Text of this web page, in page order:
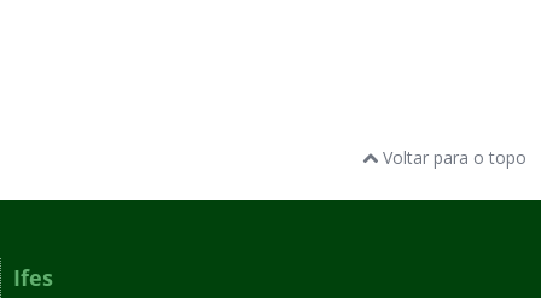
Voltar para o topo
Ifes